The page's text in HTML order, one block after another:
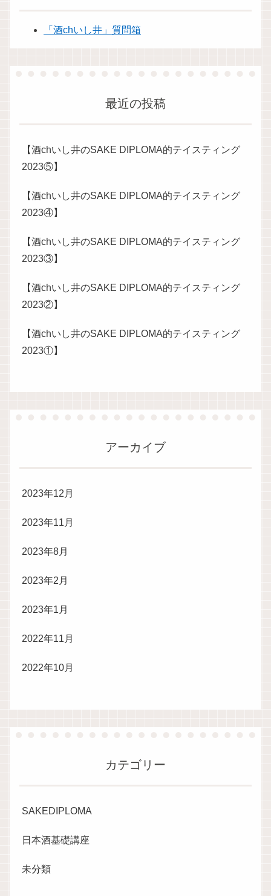
「酒chいし井」質問箱
最近の投稿
【酒chいし井のSAKE DIPLOMA的テイスティング
2023⑤】
【酒chいし井のSAKE DIPLOMA的テイスティング
2023④】
【酒chいし井のSAKE DIPLOMA的テイスティング
2023③】
【酒chいし井のSAKE DIPLOMA的テイスティング
2023②】
【酒chいし井のSAKE DIPLOMA的テイスティング
2023①】
アーカイブ
2023年12月
2023年11月
2023年8月
2023年2月
2023年1月
2022年11月
2022年10月
カテゴリー
SAKEDIPLOMA
日本酒基礎講座
未分類